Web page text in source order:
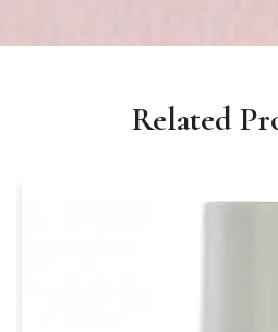
Related